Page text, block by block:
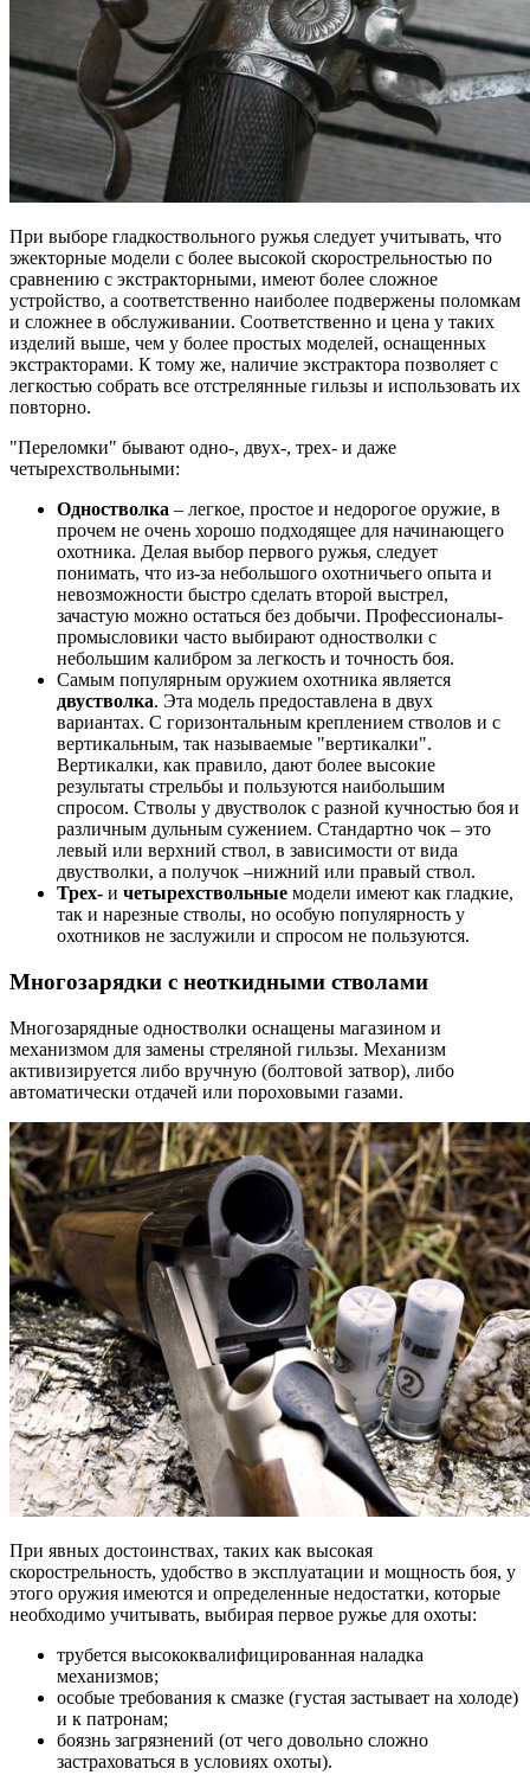
При выборе гладкоствольного ружья следует учитывать, что
эжекторные модели с более высокой скорострельностью по
сравнению с экстракторными, имеют более сложное
устройство, а соответственно наиболее подвержены поломкам
и сложнее в обслуживании. Соответственно и цена у таких
изделий выше, чем у более простых моделей, оснащенных
экстракторами. К тому же, наличие экстрактора позволяет с
легкостью собрать все отстрелянные гильзы и использовать их
повторно.
"Переломки" бывают одно-, двух-, трех- и даже
четырехствольными:
Одностволка – легкое, простое и недорогое оружие, в
прочем не очень хорошо подходящее для начинающего
охотника. Делая выбор первого ружья, следует
понимать, что из-за небольшого охотничьего опыта и
невозможности быстро сделать второй выстрел,
зачастую можно остаться без добычи. Профессионалы-
промысловики часто выбирают одностволки с
небольшим калибром за легкость и точность боя.
Самым популярным оружием охотника является
двустволка. Эта модель предоставлена в двух
вариантах. С горизонтальным креплением стволов и с
вертикальным, так называемые "вертикалки".
Вертикалки, как правило, дают более высокие
результаты стрельбы и пользуются наибольшим
спросом. Стволы у двустволок с разной кучностью боя и
различным дульным сужением. Стандартно чок – это
левый или верхний ствол, в зависимости от вида
двустволки, а получок –нижний или правый ствол.
Трех- и четырехствольные модели имеют как гладкие,
так и нарезные стволы, но особую популярность у
охотников не заслужили и спросом не пользуются.
Многозарядки с неоткидными стволами
Многозарядные одностволки оснащены магазином и
механизмом для замены стреляной гильзы. Механизм
активизируется либо вручную (болтовой затвор), либо
автоматически отдачей или пороховыми газами.
При явных достоинствах, таких как высокая
скорострельность, удобство в эксплуатации и мощность боя, у
этого оружия имеются и определенные недостатки, которые
необходимо учитывать, выбирая первое ружье для охоты:
трубется высококвалифицированная наладка
механизмов;
особые требования к смазке (густая застывает на холоде)
и к патронам;
боязнь загрязнений (от чего довольно сложно
застраховаться в условиях охоты).